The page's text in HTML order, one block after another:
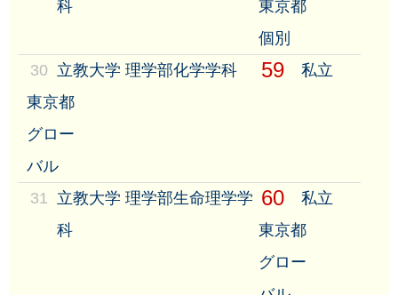
科
東京都
個別
30 立教大学 理学部化学学科 59
私立
東京都
グロー
バル
31
立教大学 理学部生命理学学
科
60
私立
東京都
グロー